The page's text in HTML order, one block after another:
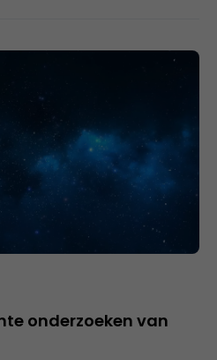
onderzoeken van